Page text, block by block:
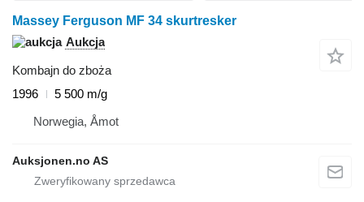
Massey Ferguson MF 34 skurtresker
Aukcja
Kombajn do zboża
1996
5 500 m/g
Norwegia, Åmot
Auksjonen.no AS